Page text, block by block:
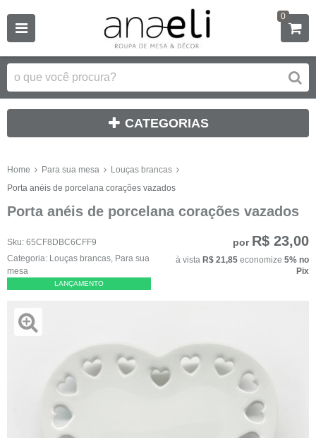
0
CATEGORIAS
Home Para sua mesa
Louças brancas
Porta anéis de porcelana corações vazados
Porta anéis de porcelana corações vazados
Sku: 65CF8DBC6CFF9
Categoria: Louças brancas Para sua
mesa
LANÇAMENTO
por R$ 23,00
à vista R$ 21,85 economize 5% no
Pix